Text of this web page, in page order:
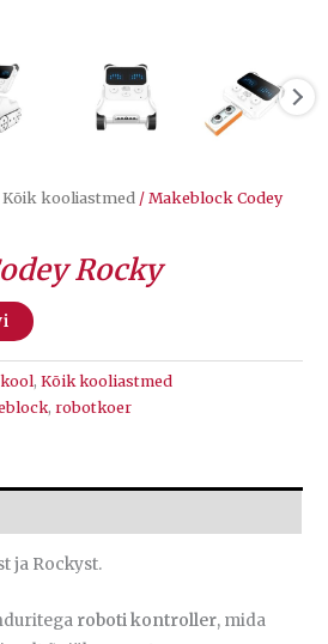
Kõik kooliastmed / Makeblock Codey
Rocky
,Kõik kooliastmed
,robotkoer
ja Rockyst.
roboti kontroller, mida